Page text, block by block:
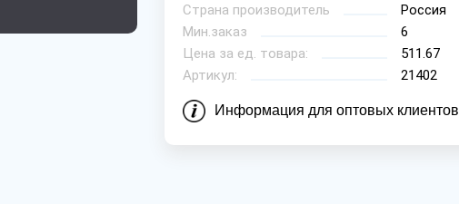
Страна производитель
Россия
Мин.заказ
6
Цена за ед. товара:
511.67
Артикул:
21402
Информация для оптовых клиентов